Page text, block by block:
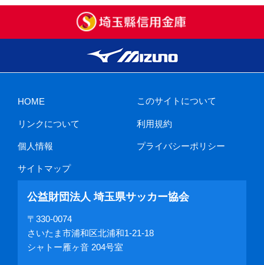
HOME このサイトについて
リンクについて 利用規約
個人情報 プライバシーポリシー
サイトマップ
公益財団法人 埼玉県サッカー協会
〒330-0074
さいたま市浦和区北浦和1-21-18
シャトー雁ヶ音 204号室